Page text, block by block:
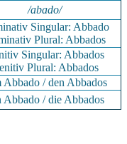
/abado/
Singular: Abbado
Plural: Abbados
Singular: Abbados
Plural: Abbados
Abbado / den Abbados
Abbado / die Abbados